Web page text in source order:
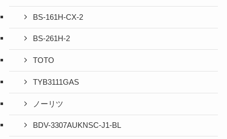
BS-161H-CX-2
BS-261H-2
TOTO
TYB3111GAS
ノーリツ
BDV-3307AUKNSC-J1-BL